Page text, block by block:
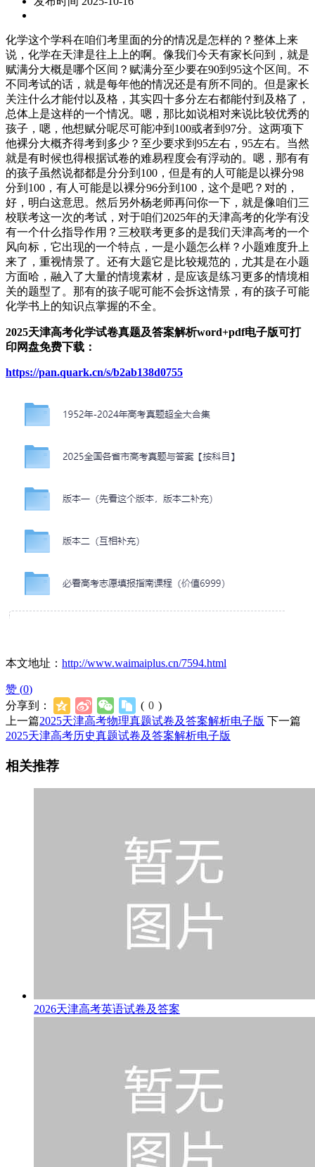
化学这个学科在咱们考里面的分的情况是怎样的？整体上来
说，化学在天津是往上上的啊。像我们今天有家长问到，就是
赋满分大概是哪个区间？赋满分至少要在90到95这个区间。不
不同考试的话，就是每年他的情况还是有所不同的。但是家长
关注什么才能付以及格，其实四十多分左右都能付到及格了，
总体上是这样的一个情况。嗯，那比如说相对来说比较优秀的
孩子，嗯，他想赋分呢尽可能冲到100或者到97分。这两项下
他裸分大概齐得考到多少？至少要求到95左右，95左右。当然
就是有时候也得根据试卷的难易程度会有浮动的。嗯，那有有
的孩子虽然说都都是分分到100，但是有的人可能是以裸分98
分到100，有人可能是以裸分96分到100，这个是吧？对的，
好，明白这意思。然后另外杨老师再问你一下，就是像咱们三
校联考这一次的考试，对于咱们2025年的天津高考的化学有没
有一个什么指导作用？三校联考更多的是我们天津高考的一个
风向标，它出现的一个特点，一是小题怎么样？小题难度升上
来了，重视情景了。还有大题它是比较规范的，尤其是在小题
方面哈，融入了大量的情境素材，是应该是练习更多的情境相
关的题型了。那有的孩子呢可能不会拆这情景，有的孩子可能
化学书上的知识点掌握的不全。
2025天津高考化学试卷真题及答案解析word+pdf电子版可打
印网盘免费下载：
https://pan.quark.cn/s/b2ab138d0755
本文地址： http://www.waimaiplus.cn/7594.html
赞 (0)
分享到：
( 0 )
上一篇2025天津高考物理真题试卷及答案解析电子版 下一篇
2025天津高考历史真题试卷及答案解析电子版
相关推荐
2026天津高考英语试卷及答案